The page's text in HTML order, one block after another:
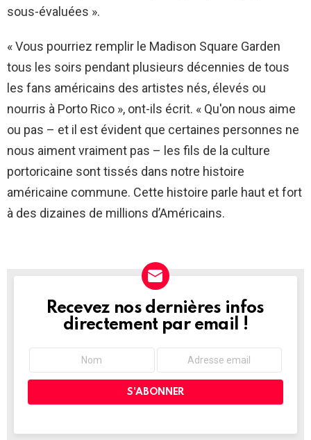
sous-évaluées ».
« Vous pourriez remplir le Madison Square Garden
tous les soirs pendant plusieurs décennies de tous
les fans américains des artistes nés, élevés ou
nourris à Porto Rico », ont-ils écrit. « Qu'on nous aime
ou pas – et il est évident que certaines personnes ne
nous aiment vraiment pas – les fils de la culture
portoricaine sont tissés dans notre histoire
américaine commune. Cette histoire parle haut et fort
à des dizaines de millions d’Américains.
NEWSLETTER
Recevez nos dernières infos
directement par email !